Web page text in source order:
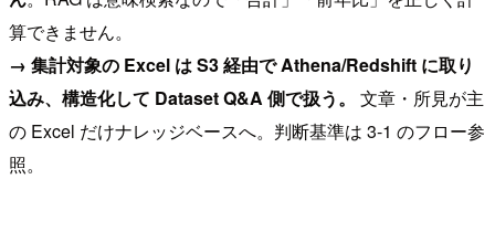
算できません。
→ 集計対象の Excel は S3 経由で Athena/Redshift に取り
込み、構造化して Dataset Q&A 側で扱う。
文章・所見が主
の Excel だけナレッジベースへ。判断基準は 3-1 のフロー参
照。